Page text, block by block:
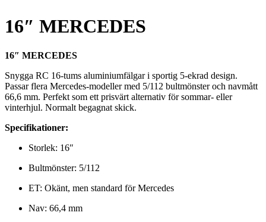
16″ MERCEDES
16″ MERCEDES
Snygga RC 16-tums aluminiumfälgar i sportig 5-ekrad design.
Passar flera Mercedes-modeller med 5/112 bultmönster och navmått
66,6 mm. Perfekt som ett prisvärt alternativ för sommar- eller
vinterhjul. Normalt begagnat skick.
Specifikationer:
Storlek: 16″
Bultmönster: 5/112
ET: Okänt, men standard för Mercedes
Nav: 66,4 mm